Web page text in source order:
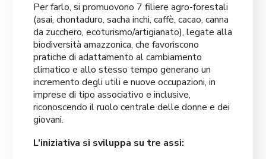
Per farlo, si promuovono 7 filiere agro-forestali
(asai, chontaduro, sacha inchi, caffè, cacao, canna
da zucchero, ecoturismo/artigianato), legate alla
biodiversità amazzonica, che favoriscono
pratiche di adattamento al cambiamento
climatico e allo stesso tempo generano un
incremento degli utili e nuove occupazioni, in
imprese di tipo associativo e inclusive,
riconoscendo il ruolo centrale delle donne e dei
giovani.
L’iniziativa si sviluppa su tre assi: